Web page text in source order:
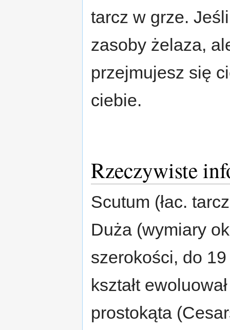
tarcz w grze.
zasoby żelaza,
przejmujesz się
ciebie.
Rzeczywiste
Scutum (łac.
Duża (wymiary
szerokości, do
kształt
prostokąta